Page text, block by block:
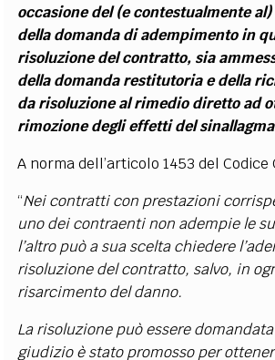
occasione del (e contestualmente
della domanda di adempimento in
risoluzione del contratto, sia
della domanda restitutoria e della
da risoluzione al rimedio diretto ad
rimozione degli effetti del sinallagma
A norma dell’articolo 1453 del Codice
“Nei contratti con prestazioni
uno dei contraenti non adempie le
l’altro può a sua scelta chiedere
risoluzione del contratto, salvo, in
risarcimento del danno.
La risoluzione può essere
giudizio è stato promosso per